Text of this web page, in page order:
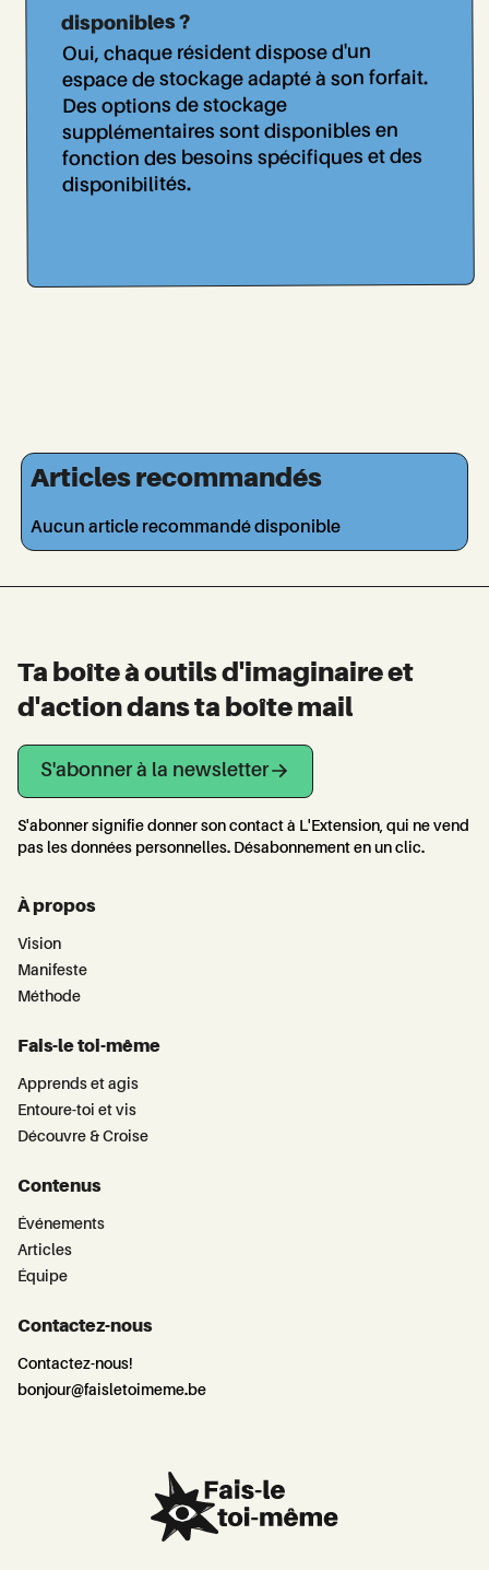
disponibles ?
Oui, chaque résident dispose d'un
espace de stockage adapté à son forfait.
Des options de stockage
supplémentaires sont disponibles en
fonction des besoins spécifiques et des
disponibilités.
Articles recommandés
Aucun article recommandé disponible
Ta boîte à outils d'imaginaire et
d'action dans ta boîte mail
S'abonner à la newsletter
S'abonner signifie donner son contact à L'Extension, qui ne vend
pas les données personnelles. Désabonnement en un clic.
À propos
Vision
Manifeste
Méthode
Fais-le toi-même
Apprends et agis
Entoure-toi et vis
Découvre & Croise
Contenus
Événements
Articles
Équipe
Contactez-nous
Contactez-nous!
bonjour@faisletoimeme.be